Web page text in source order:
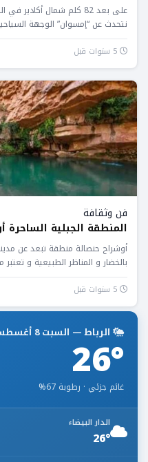
على بعد 82 كلم شمال
نتحدث عن “إمسوان” الوجهة
فن وثقافة
المنطقة الجبلية الساحرة
بالخضار و المناظر الطبيعية و تعتبر
الرباط — السبت 8 أغسطس
26°
غائم جزئي · رطوبة 67%
الدار البيضاء
26°